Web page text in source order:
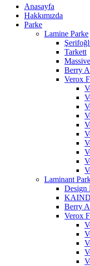
Anasayfa
Hakkımızda
Parke
Lamine Parke
Tarkett
Massive
Berry
Verox
Laminant
Design
Berry
Verox